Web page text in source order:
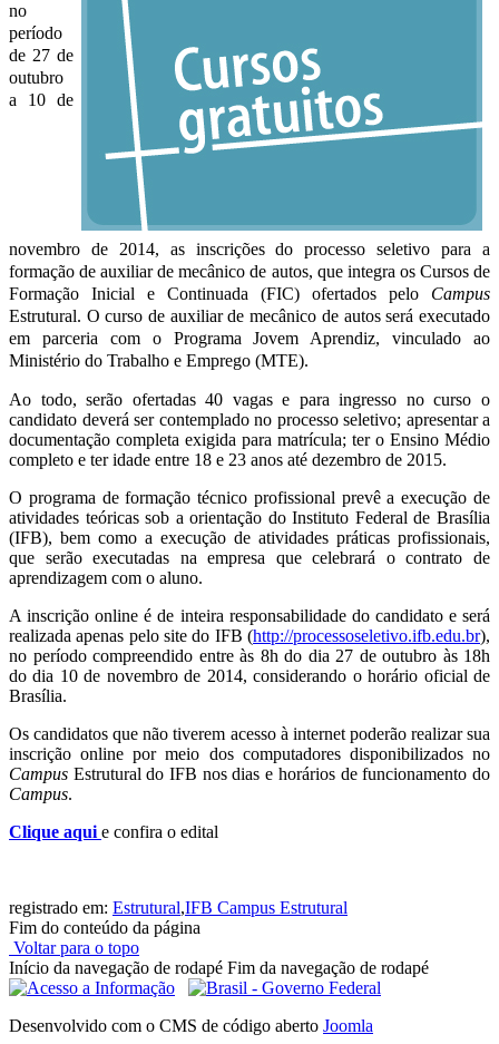
no
período
de 27 de
outubro
a 10 de
novembro de 2014, as inscrições do processo seletivo para a
formação de auxiliar de mecânico de autos, que integra os Cursos de
Formação Inicial e Continuada (FIC) ofertados pelo Campus
Estrutural. O curso de auxiliar de mecânico de autos será executado
em parceria com o Programa Jovem Aprendiz, vinculado ao
Ministério do Trabalho e Emprego (MTE).
Ao todo, serão ofertadas 40 vagas e para ingresso no curso o
candidato deverá ser contemplado no processo seletivo; apresentar a
documentação completa exigida para matrícula; ter o Ensino Médio
completo e ter idade entre 18 e 23 anos até dezembro de 2015.
O programa de formação técnico profissional prevê a execução de
atividades teóricas sob a orientação do Instituto Federal de Brasília
(IFB), bem como a execução de atividades práticas profissionais,
que serão executadas na empresa que celebrará o contrato de
aprendizagem com o aluno.
A inscrição online é de inteira responsabilidade do candidato e será
realizada apenas pelo site do IFB (http://processoseletivo.ifb.edu.br),
no período compreendido entre às 8h do dia 27 de outubro às 18h
do dia 10 de novembro de 2014, considerando o horário oficial de
Brasília.
Os candidatos que não tiverem acesso à internet poderão realizar sua
inscrição online por meio dos computadores disponibilizados no
Campus Estrutural do IFB nos dias e horários de funcionamento do
Campus.
Clique aqui e confira o edital
registrado em: Estrutural,IFB Campus Estrutural
Fim do conteúdo da página
Voltar para o topo
Início da navegação de rodapé Fim da navegação de rodapé
Desenvolvido com o CMS de código aberto Joomla